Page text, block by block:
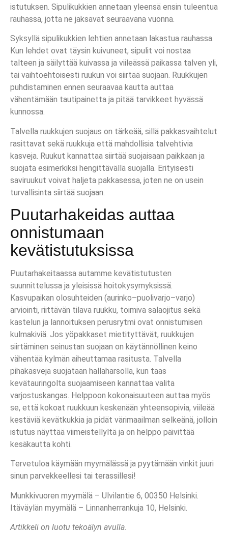
istutuksen. Sipulikukkien annetaan yleensä ensin tuleentua
rauhassa, jotta ne jaksavat seuraavana vuonna.
Syksyllä sipulikukkien lehtien annetaan lakastua rauhassa.
Kun lehdet ovat täysin kuivuneet, sipulit voi nostaa
talteen ja säilyttää kuivassa ja viileässä paikassa talven yli,
tai vaihtoehtoisesti ruukun voi siirtää suojaan. Ruukkujen
puhdistaminen ennen seuraavaa kautta auttaa
vähentämään tautipainetta ja pitää tarvikkeet hyvässä
kunnossa.
Talvella ruukkujen suojaus on tärkeää, sillä pakkasvaihtelut
rasittavat sekä ruukkuja että mahdollisia talvehtivia
kasveja. Ruukut kannattaa siirtää suojaisaan paikkaan ja
suojata esimerkiksi hengittävällä suojalla. Erityisesti
saviruukut voivat haljeta pakkasessa, joten ne on usein
turvallisinta siirtää suojaan.
Puutarhakeidas auttaa
onnistumaan
kevätistutuksissa
Puutarhakeitaassa autamme kevätistutusten
suunnittelussa ja yleisissä hoitokysymyksissä.
Kasvupaikan olosuhteiden (aurinko–puolivarjo–varjo)
arviointi, riittävän tilava ruukku, toimiva salaojitus sekä
kastelun ja lannoituksen perusrytmi ovat onnistumisen
kulmakiviä. Jos yöpakkaset mietityttävät, ruukkujen
siirtäminen seinustan suojaan on käytännöllinen keino
vähentää kylmän aiheuttamaa rasitusta. Talvella
pihakasveja suojataan hallaharsolla, kun taas
kevätauringolta suojaamiseen kannattaa valita
varjostuskangas. Helppoon kokonaisuuteen auttaa myös
se, että kokoat ruukkuun keskenään yhteensopivia, viileää
kestäviä kevätkukkia ja pidät värimaailman selkeänä, jolloin
istutus näyttää viimeistellyltä ja on helppo päivittää
kesäkautta kohti.
Tervetuloa käymään myymälässä ja pyytämään vinkit juuri
sinun parvekkeellesi tai terassillesi!
Munkkivuoren myymälä – Ulvilantie 6, 00350 Helsinki.
Itäväylän myymälä – Linnanherrankuja 10, Helsinki.
Artikkeli on luotu tekoälyn avulla.